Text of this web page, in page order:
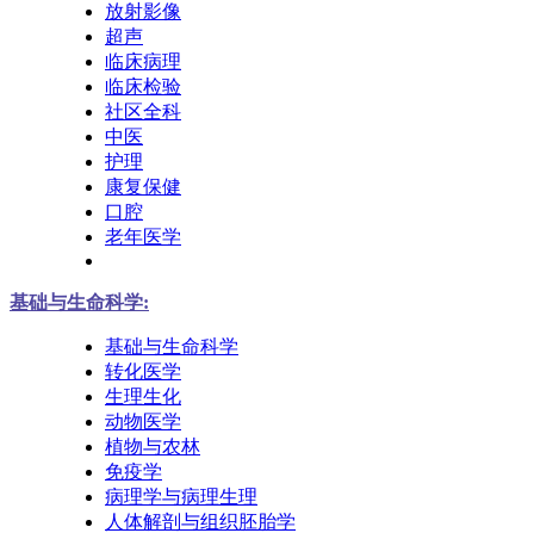
放射影像
超声
临床病理
临床检验
社区全科
中医
护理
康复保健
口腔
老年医学
基础与生命科学:
基础与生命科学
转化医学
生理生化
动物医学
植物与农林
免疫学
病理学与病理生理
人体解剖与组织胚胎学